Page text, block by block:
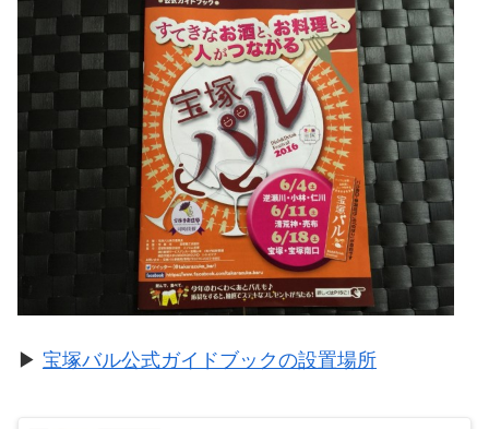
▶ 宝塚バル公式ガイドブックの設置場所